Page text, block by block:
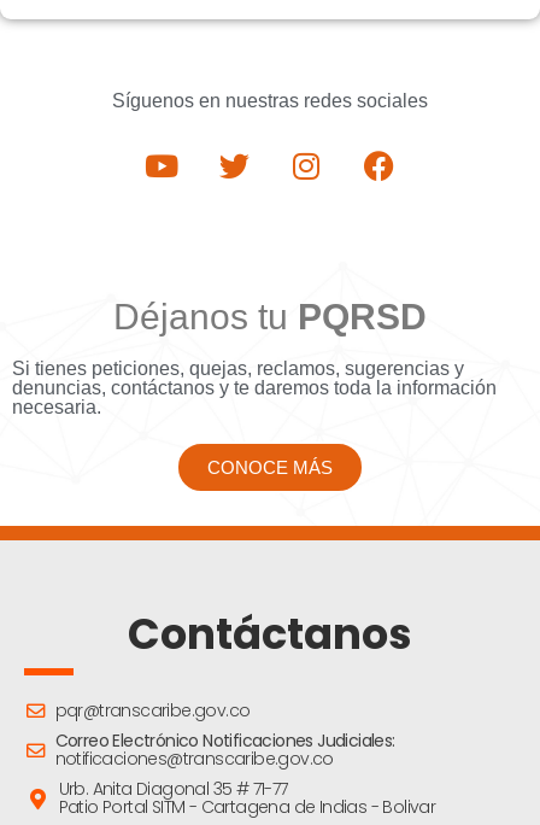
Síguenos en nuestras redes sociales
Déjanos tu PQRSD
Si tienes peticiones, quejas, reclamos, sugerencias y
denuncias, contáctanos y te daremos toda la información
necesaria.
CONOCE MÁS
Contáctanos
pqr@transcaribe.gov.co
Correo Electrónico Notificaciones Judiciales:
notificaciones@transcaribe.gov.co
Urb. Anita Diagonal 35 # 71-77
Patio Portal SITM - Cartagena de Indias - Bolivar